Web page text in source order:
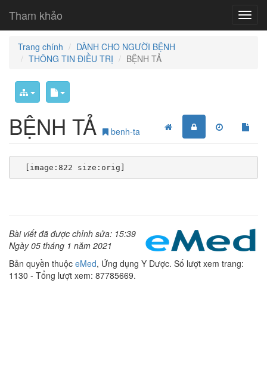
Tham khảo
Trang chính
DÀNH CHO NGƯỜI BỆNH
THÔNG TIN ĐIỀU TRỊ
BỆNH TẢ
BỆNH TẢ benh-ta
Bài viết đã được chỉnh sửa: 15:39
Ngày 05 tháng 1 năm 2021
Bản quyền thuộc eMed, Ứng dụng Y Dược. Số lượt xem trang:
1130 - Tổng lượt xem: 87785669.